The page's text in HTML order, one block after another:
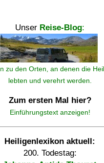
Unser Reise-Blog:
zu den Orten, an denen die
lebten und verehrt werden.
Zum ersten Mal hier?
Einführungstext anzeigen!
Heiligenlexikon aktuell:
200. Todestag: